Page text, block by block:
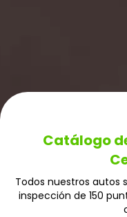
Catálogo
Todos nuestros autos
inspección de 150